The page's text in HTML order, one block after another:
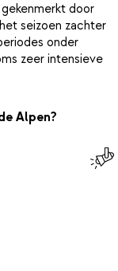
door
seizoen zachter
onder
zeer intensieve
Alpen?